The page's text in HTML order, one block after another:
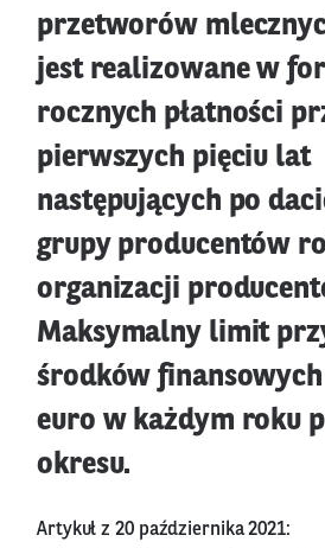
przetworów
jest realizowane w
rocznych płatności
pierwszych pięciu lat
następujących po
grupy producentów
organizacji
Maksymalny limit
środków
euro w każdym roku
okresu.
Artykuł z 20 października 2021: